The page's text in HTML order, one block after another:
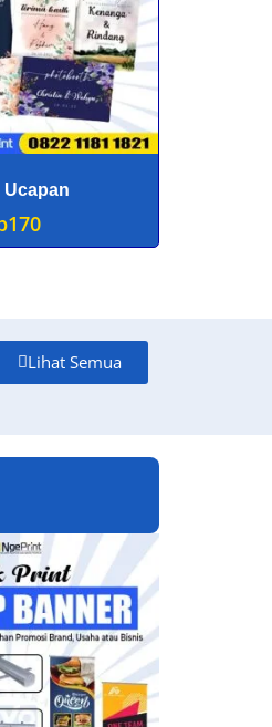
Ucapan
170
Lihat Semua